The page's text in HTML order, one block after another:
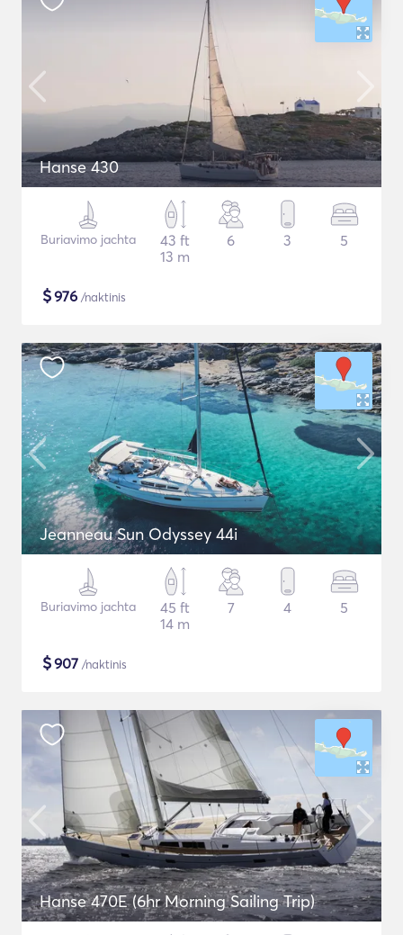
Hanse 430
Buriavimo jachta
43 ft
13 m
6 3 5
$976 /naktinis
Jeanneau Sun Odyssey 44i
Buriavimo jachta
45 ft
14 m
7 4 5
$907 /naktinis
Hanse 470E (6hr Morning Sailing Trip)